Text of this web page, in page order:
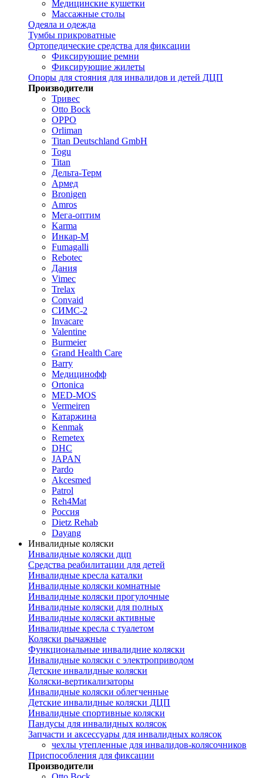
Медицинские кушетки
Массажные столы
Одеяла и одежда
Тумбы прикроватные
Ортопедические средства для фиксации
Фиксирующие ремни
Фиксирующие жилеты
Опоры для стояния для инвалидов и детей ДЦП
Производители
Тривес
Otto Bock
OPPO
Orliman
Titan Deutschland GmbH
Togu
Titan
Дельта-Терм
Армед
Bronigen
Amros
Мега-оптим
Karma
Инкар-М
Fumagalli
Rebotec
Дания
Vimec
Trelax
Convaid
СИМС-2
Invacare
Valentine
Burmeier
Grand Health Care
Barry
Медицинофф
Ortonica
MED-MOS
Vermeiren
Катаржина
Kenmak
Remetex
DHC
JAPAN
Pardo
Akcesmed
Patrol
Reh4Mat
Россия
Dietz Rehab
Dayang
Инвалидные коляски
Инвалидные коляски дцп
Средства реабилитации для детей
Инвалидные кресла каталки
Инвалидные коляски комнатные
Инвалидные коляски прогулочные
Инвалидные коляски для полных
Инвалидные коляски активные
Инвалидные кресла с туалетом
Коляски рычажные
Функциональные инвалидние коляски
Инвалидные коляски с электроприводом
Детские инвалидные коляски
Коляски-вертикализаторы
Инвалидные коляски облегченные
Детские инвалидные коляски ДЦП
Инвалидные спортивные коляски
Пандусы для инвалидных колясок
Запчасти и аксессуары для инвалидных колясок
чехлы утепленные для инвалидов-колясочников
Приспособления для фиксации
Производители